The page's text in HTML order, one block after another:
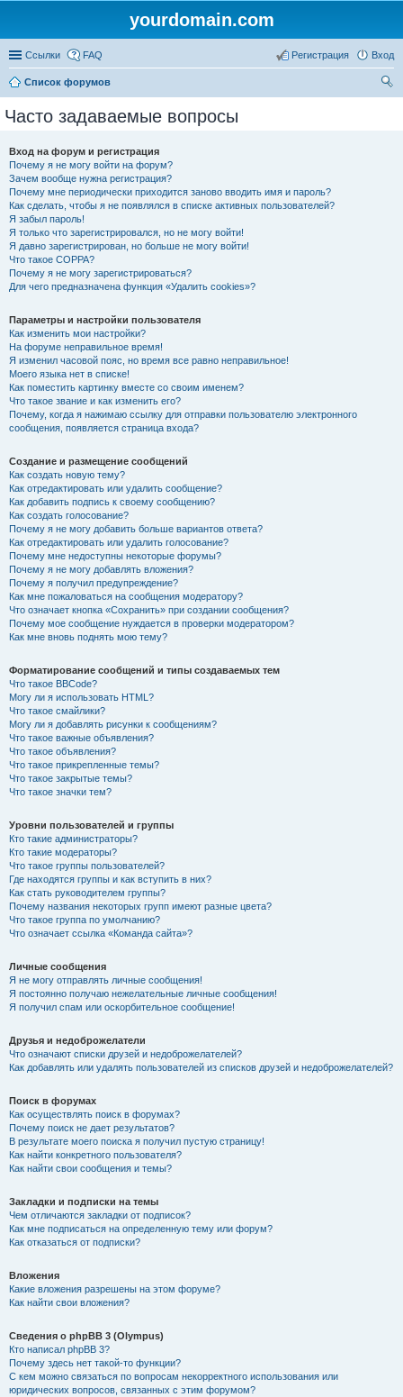
yourdomain.com
Ссылки FAQ Вход
Регистрация
Список форумов
Часто задаваемые вопросы
Вход на форум и регистрация
Почему я не могу войти на форум?
Зачем вообще нужна регистрация?
Почему мне периодически приходится заново вводить имя и пароль?
Как сделать, чтобы я не появлялся в списке активных пользователей?
Я забыл пароль!
Я только что зарегистрировался, но не могу войти!
Я давно зарегистрирован, но больше не могу войти!
Что такое COPPA?
Почему я не могу зарегистрироваться?
Для чего предназначена функция «Удалить cookies»?
Параметры и настройки пользователя
Как изменить мои настройки?
На форуме неправильное время!
Я изменил часовой пояс, но время все равно неправильное!
Моего языка нет в списке!
Как поместить картинку вместе со своим именем?
Что такое звание и как изменить его?
Почему, когда я нажимаю ссылку для отправки пользователю электронного
сообщения, появляется страница входа?
Создание и размещение сообщений
Как создать новую тему?
Как отредактировать или удалить сообщение?
Как добавить подпись к своему сообщению?
Как создать голосование?
Почему я не могу добавить больше вариантов ответа?
Как отредактировать или удалить голосование?
Почему мне недоступны некоторые форумы?
Почему я не могу добавлять вложения?
Почему я получил предупреждение?
Как мне пожаловаться на сообщения модератору?
Что означает кнопка «Сохранить» при создании сообщения?
Почему мое сообщение нуждается в проверки модератором?
Как мне вновь поднять мою тему?
Форматирование сообщений и типы создаваемых тем
Что такое BBCode?
Могу ли я использовать HTML?
Что такое смайлики?
Могу ли я добавлять рисунки к сообщениям?
Что такое важные объявления?
Что такое объявления?
Что такое прикрепленные темы?
Что такое закрытые темы?
Что такое значки тем?
Уровни пользователей и группы
Кто такие администраторы?
Кто такие модераторы?
Что такое группы пользователей?
Где находятся группы и как вступить в них?
Как стать руководителем группы?
Почему названия некоторых групп имеют разные цвета?
Что такое группа по умолчанию?
Что означает ссылка «Команда сайта»?
Личные сообщения
Я не могу отправлять личные сообщения!
Я постоянно получаю нежелательные личные сообщения!
Я получил спам или оскорбительное сообщение!
Друзья и недоброжелатели
Что означают списки друзей и недоброжелателей?
Как добавлять или удалять пользователей из списков друзей и недоброжелателей?
Поиск в форумах
Как осуществлять поиск в форумах?
Почему поиск не дает результатов?
В результате моего поиска я получил пустую страницу!
Как найти конкретного пользователя?
Как найти свои сообщения и темы?
Закладки и подписки на темы
Чем отличаются закладки от подписок?
Как мне подписаться на определенную тему или форум?
Как отказаться от подписки?
Вложения
Какие вложения разрешены на этом форуме?
Как найти свои вложения?
Сведения о phpBB 3 (Olympus)
Кто написал phpBB 3?
Почему здесь нет такой-то функции?
С кем можно связаться по вопросам некорректного использования или
юридических вопросов, связанных с этим форумом?